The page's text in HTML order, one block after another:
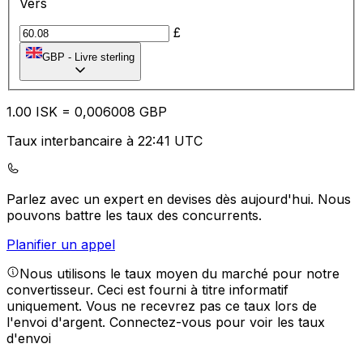
Vers
£
GBP - Livre sterling
1.00 ISK = 0,006008 GBP
Taux interbancaire à 22:41 UTC
Parlez avec un expert en devises dès aujourd'hui. Nous
pouvons battre les taux des concurrents.
Planifier un appel
Nous utilisons le taux moyen du marché pour notre
convertisseur. Ceci est fourni à titre informatif
uniquement. Vous ne recevrez pas ce taux lors de
l'envoi d'argent. Connectez-vous pour voir les taux
d'envoi